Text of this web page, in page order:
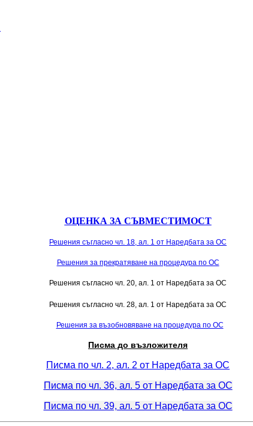
ОЦЕНКА ЗА СЪВМЕСТИМОСТ
Решения съгласно чл. 18, ал. 1 от Наредбата за ОС
Решения за прекратяване на процедура по ОС
Решения съгласно чл. 20, ал. 1 от Наредбата за ОС
Решения съгласно чл. 28, ал. 1 от Наредбата за ОС
Решения за възобновяване на процедура по ОС
Писма до възложителя
Писма по чл. 2, ал. 2 от Наредбата за ОС
Писма по чл. 36, ал. 5 от Наредбата за ОС
Писма по чл. 39, ал. 5 от Наредбата за ОС